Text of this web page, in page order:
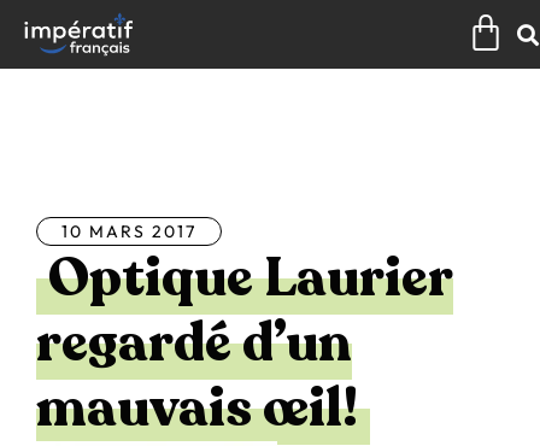
contenu
10 MARS 2017
Optique Laurier
regardé d’un
mauvais œil!